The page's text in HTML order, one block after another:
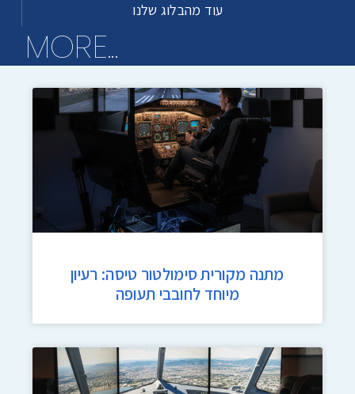
עוד מהבלוג שלנו
...MORE
מתנה מקורית סימולטור טיסה: רעיון
מיוחד לחובבי תעופה